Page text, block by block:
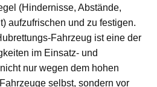
(Hindernisse, Abstände,
aufzufrischen und zu festigen.
Fahrzeug ist eine der
im Einsatz- und
nur wegen dem hohen
selbst, sondern vor